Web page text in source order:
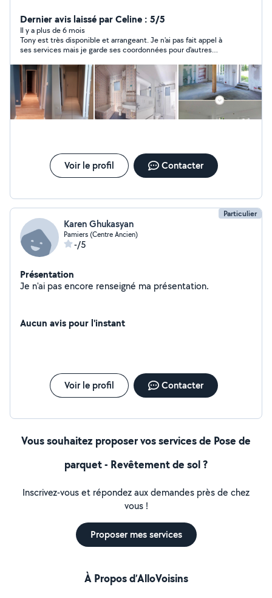
Dernier avis laissé par Celine : 5/5
Il y a plus de 6 mois
Tony est très disponible et arrangeant. Je n'ai pas fait appel à
ses services mais je garde ses coordonnées pour d'autres
Voir le profil Contacter
Particulier
Karen Ghukasyan
Pamiers (Centre Ancien)
-/5
Présentation
Je n'ai pas encore renseigné ma présentation.
Aucun avis pour l'instant
Voir le profil Contacter
Vous souhaitez proposer vos services de Pose de
parquet - Revêtement de sol ?
Inscrivez-vous et répondez aux demandes près de chez
vous !
Proposer mes services
À Propos d’AlloVoisins